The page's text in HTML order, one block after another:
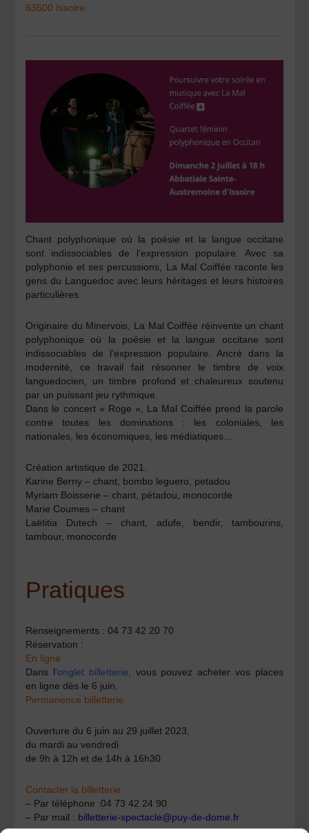
63500 Issoire
Chant polyphonique où la poésie et la langue occitane
sont indissociables de l’expression populaire. Avec sa
polyphonie et ses percussions, La Mal Coiffée raconte les
gens du Languedoc avec leurs héritages et leurs histoires
particulières.
Originaire du Minervois, La Mal Coiffée réinvente un chant
polyphonique où la poésie et la langue occitane sont
indissociables de l’expression populaire. Ancré dans la
modernité, ce travail fait résonner le timbre de voix
languedocien, un timbre profond et chaleureux soutenu
par un puissant jeu rythmique.
Dans le concert « Roge », La Mal Coiffée prend la parole
contre toutes les dominations : les coloniales, les
nationales, les économiques, les médiatiques…
Création artistique de 2021.
Karine Berny – chant, bombo leguero, petadou
Myriam Boisserie – chant, pétadou, monocorde
Marie Coumes – chant
Laëtitia Dutech – chant, adufe, bendir, tambourins,
tambour, monocorde
Pratiques
Renseignements : 04 73 42 20 70
Réservation :
En ligne
Dans l‘onglet billetterie, vous pouvez acheter vos places
en ligne dès le 6 juin.
Permanence billetterie
Ouverture du 6 juin au 29 juillet 2023,
du mardi au vendredi
de 9h à 12h et de 14h à 16h30
Contacter la billetterie
– Par téléphone :04 73 42 24 90
– Par mail : billetterie-spectacle@puy-de-dome.fr